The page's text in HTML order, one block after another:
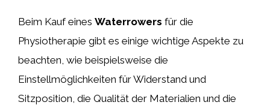
Beim Kauf eines Waterrowers für die
Physiotherapie gibt es einige wichtige Aspekte zu
beachten, wie beispielsweise die
Einstellmöglichkeiten für Widerstand und
Sitzposition, die Qualität der Materialien und die